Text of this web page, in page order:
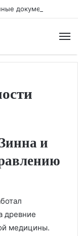
документы
и
древние
медицины.